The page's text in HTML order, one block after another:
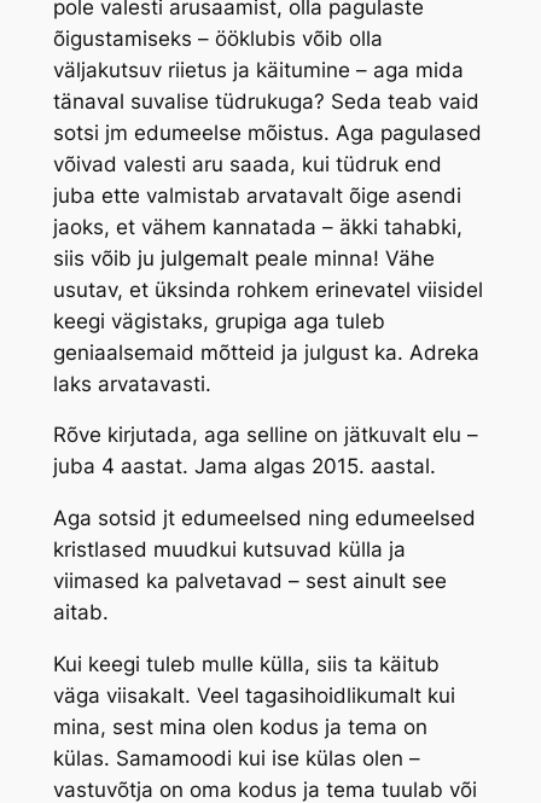
pole valesti arusaamist, olla pagulaste
õigustamiseks – ööklubis võib olla
väljakutsuv riietus ja käitumine – aga mida
tänaval suvalise tüdrukuga? Seda teab vaid
sotsi jm edumeelse mõistus. Aga pagulased
võivad valesti aru saada, kui tüdruk end
juba ette valmistab arvatavalt õige asendi
jaoks, et vähem kannatada – äkki tahabki,
siis võib ju julgemalt peale minna! Vähe
usutav, et üksinda rohkem erinevatel viisidel
keegi vägistaks, grupiga aga tuleb
geniaalsemaid mõtteid ja julgust ka. Adreka
laks arvatavasti.
Rõve kirjutada, aga selline on jätkuvalt elu –
juba 4 aastat. Jama algas 2015. aastal.
Aga sotsid jt edumeelsed ning edumeelsed
kristlased muudkui kutsuvad külla ja
viimased ka palvetavad – sest ainult see
aitab.
Kui keegi tuleb mulle külla, siis ta käitub
väga viisakalt. Veel tagasihoidlikumalt kui
mina, sest mina olen kodus ja tema on
külas. Samamoodi kui ise külas olen –
vastuvõtja on oma kodus ja tema tuulab või